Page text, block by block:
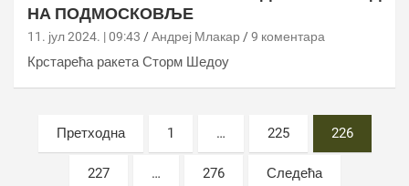
НА ПОДМОСКОВЉЕ
11. јул 2024. | 09:43 Андреј Млакар 9 коментара
Крстарећа ракета Сторм Шедоу
Постс
пагинатион
Претходна 1 … 225 226
227 … 276 Следећа